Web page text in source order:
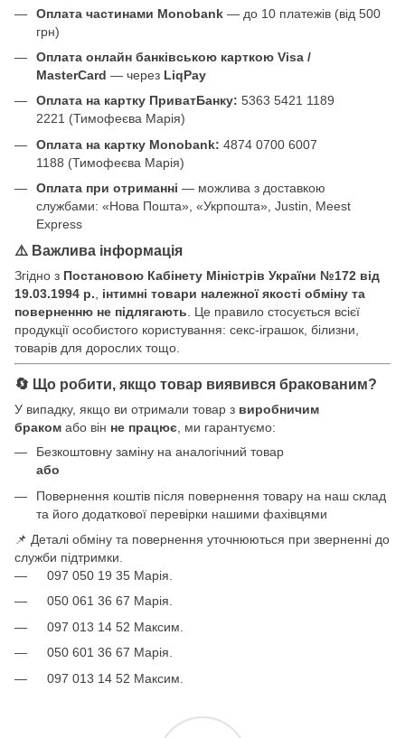
Оплата частинами Monobank — до 10 платежів (від 500
грн)
Оплата онлайн банківською карткою Visa /
MasterCard — через LiqPay
Оплата на картку ПриватБанку: 5363 5421 1189
2221 (Тимофеєва Марія)
Оплата на картку Monobank: 4874 0700 6007
1188 (Тимофеєва Марія)
Оплата при отриманні — можлива з доставкою
службами: «Нова Пошта», «Укрпошта», Justin, Meest
Express
⚠️ Важлива інформація
Згідно з Постановою Кабінету Міністрів України №172 від
19.03.1994 р., інтимні товари належної якості обміну та
поверненню не підлягають. Це правило стосується всієї
продукції особистого користування: секс-іграшок, білизни,
товарів для дорослих тощо.
🔄 Що робити, якщо товар виявився бракованим?
У випадку, якщо ви отримали товар з виробничим
браком або він не працює, ми гарантуємо:
Безкоштовну заміну на аналогічний товар
або
Повернення коштів після повернення товару на наш склад
та його додаткової перевірки нашими фахівцями
📌 Деталі обміну та повернення уточнюються при зверненні до
служби підтримки.
097 050 19 35 Марія.
050 061 36 67 Марія.
097 013 14 52 Максим.
050 601 36 67 Марія.
097 013 14 52 Максим.